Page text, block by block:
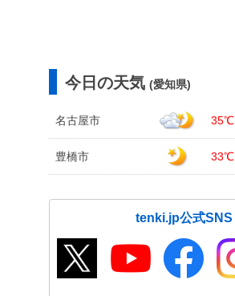
今日の天気 (愛知県)
名古屋市 35℃
豊橋市 33℃
tenki.jp公式SNS